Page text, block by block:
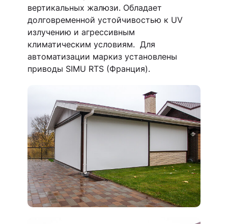
вертикальных жалюзи. Обладает
долговременной устойчивостью к UV
излучению и агрессивным
климатическим условиям. Для
автоматизации маркиз установлены
приводы SIMU RTS (Франция).